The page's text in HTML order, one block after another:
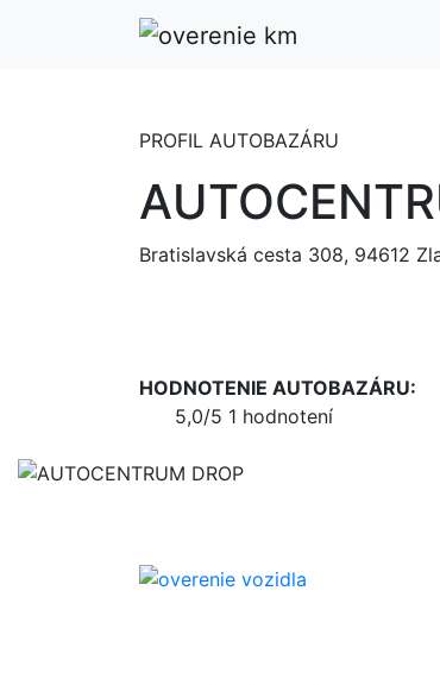
PROFIL AUTOBAZÁRU
Bratislavská cesta 308, 94612
HODNOTENIE AUTOBAZÁRU:
5,0/5 1 hodnotení